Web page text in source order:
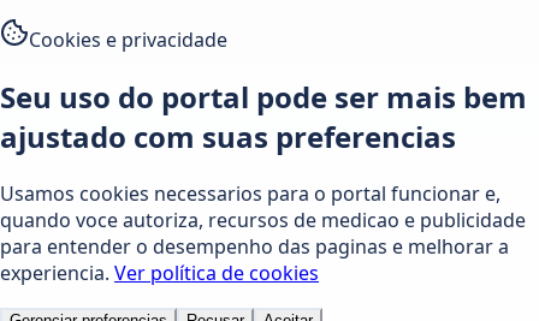
Cookies e privacidade
Seu uso do portal pode ser mais bem
ajustado com suas preferencias
Usamos cookies necessarios para o portal funcionar e,
quando voce autoriza, recursos de medicao e publicidade
para entender o desempenho das paginas e melhorar a
experiencia. Ver política de cookies